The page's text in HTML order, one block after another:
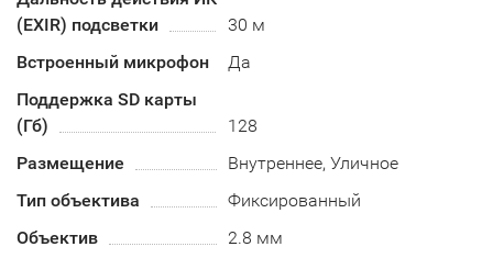
(EXIR) подсветки
30 м
Встроенный микрофон
Да
Поддержка SD карты
(Гб)
128
Размещение
Внутреннее, Уличное
Тип объектива
Фиксированный
Объектив
2.8 мм